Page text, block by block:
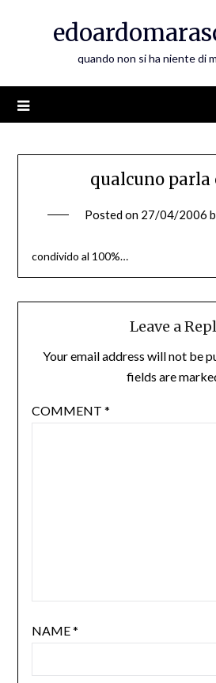
quando non si ha niente di
qualcuno parla
Posted on 27/04/2006
condivido al 100%…
Leave a
Your email address will not be
fields are
COMMENT *
NAME*